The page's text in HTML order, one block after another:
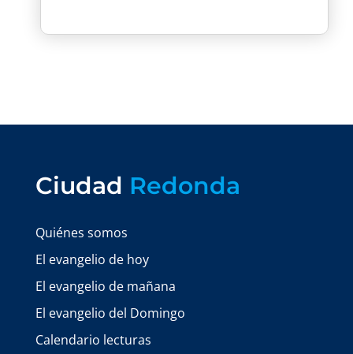
Ciudad Redonda
Quiénes somos
El evangelio de hoy
El evangelio de mañana
El evangelio del Domingo
Calendario lecturas